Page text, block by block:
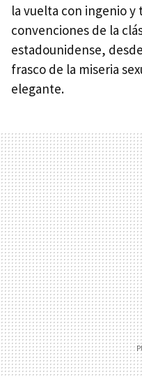
la vuelta con ingenio y
convenciones de la
estadounidense,
frasco de la miseria
elegante.